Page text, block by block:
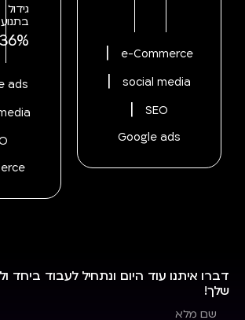
e-Commerce
social media
SEO
Google ads
גידול
בתנוע
ads
דברו איתנו עוד היום ונתחיל לעבוד
שלך!